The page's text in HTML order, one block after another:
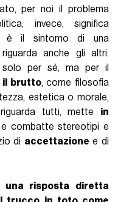
per noi il problema
invece, significa
è il sintomo di una
anche gli altri.
solo per sé, ma per il
il brutto, come filosofia
estetica o morale,
tutti, mette in
combatte stereotipi e
di accettazione e di
una risposta diretta